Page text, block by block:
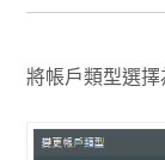
將帳戶類型選擇